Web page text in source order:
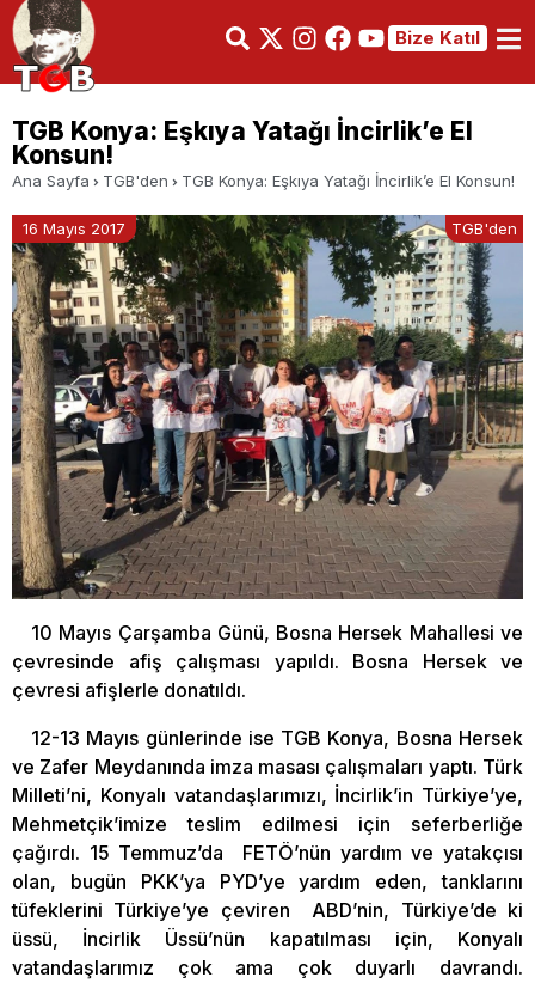
Bize Katıl
TGB Konya: Eşkıya Yatağı İncirlik’e El
Konsun!
Ana Sayfa TGB'den TGB Konya: Eşkıya Yatağı İncirlik’e El Konsun!
16 Mayıs 2017 TGB'den
10 Mayıs Çarşamba Günü, Bosna Hersek Mahallesi ve
çevresinde afiş çalışması yapıldı. Bosna Hersek ve
çevresi afişlerle donatıldı.
12-13 Mayıs günlerinde ise TGB Konya, Bosna Hersek
ve Zafer Meydanında imza masası çalışmaları yaptı. Türk
Milleti’ni, Konyalı vatandaşlarımızı, İncirlik’in Türkiye’ye,
Mehmetçik’imize teslim edilmesi için seferberliğe
çağırdı. 15 Temmuz’da FETÖ’nün yardım ve yatakçısı
olan, bugün PKK’ya PYD’ye yardım eden, tanklarını
tüfeklerini Türkiye’ye çeviren ABD’nin, Türkiye’de ki
üssü, İncirlik Üssü’nün kapatılması için, Konyalı
vatandaşlarımız çok ama çok duyarlı davrandı.